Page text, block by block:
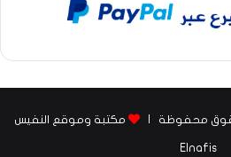
مكتبة وموقع النفيس
Elnafis